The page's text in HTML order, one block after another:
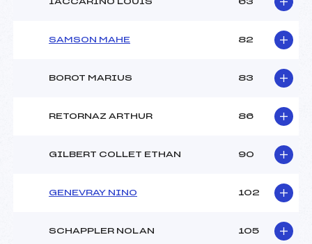
IACCARINO LOUIS 63
SAMSON MAHE 82
BOROT MARIUS 83
RETORNAZ ARTHUR 86
GILBERT COLLET ETHAN 90
GENEVRAY NINO 102
SCHAPPLER NOLAN 105